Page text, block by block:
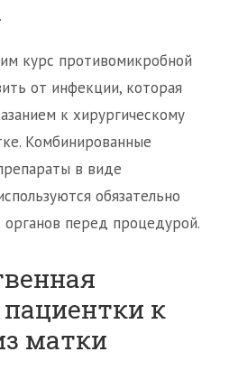
курс противомикробной
от инфекции, которая
к хирургическому
Комбинированные
в виде
обязательно
перед процедурой.
пациентки к
матки